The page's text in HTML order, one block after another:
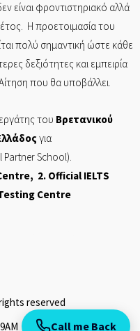
είναι φροντιστηριακό αλλά
Η προετοιμασία του
πολύ σημαντική ώστε κάθε
δεξιότητες και εμπειρία
που θα υποβάλλει.
του Βρετανικού
για
Partner School).
, 2. Official IELTS
Centre
reserved
Call me Back